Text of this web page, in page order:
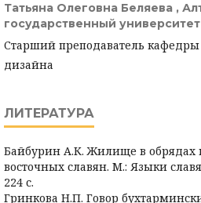
Татьяна Олеговна Беляева ,
государственный университет
Старший преподаватель кафедры
дизайна
ЛИТЕРАТУРА
Байбурин А.К. Жилище в обрядах
восточных славян. М.: Языки
224 с.
Гринкова Н.П. Говор